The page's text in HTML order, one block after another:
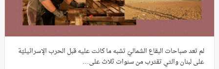
لم تعد صباحات البقاع الشماليّ تشبه ما كانت عليه قبل الحرب الإسرائيليّة
على لبنان والتي تقترب من سنوات ثلاث على…